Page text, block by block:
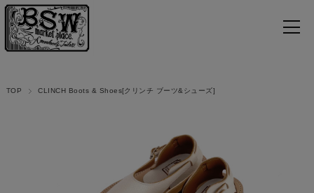
TOP CLINCH Boots & Shoes[クリンチ ブーツ&シューズ]